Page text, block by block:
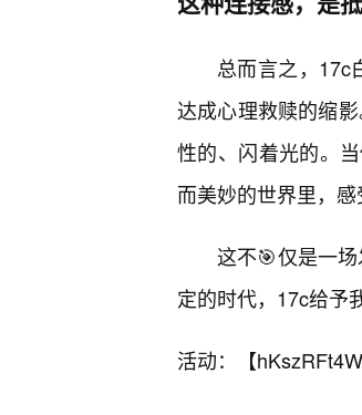
总而言之，17c
达成心理救赎的缩
性的、闪着光的。
而美妙的世界里，
这不🎯仅是一
定的时代，17c给予
活动：【